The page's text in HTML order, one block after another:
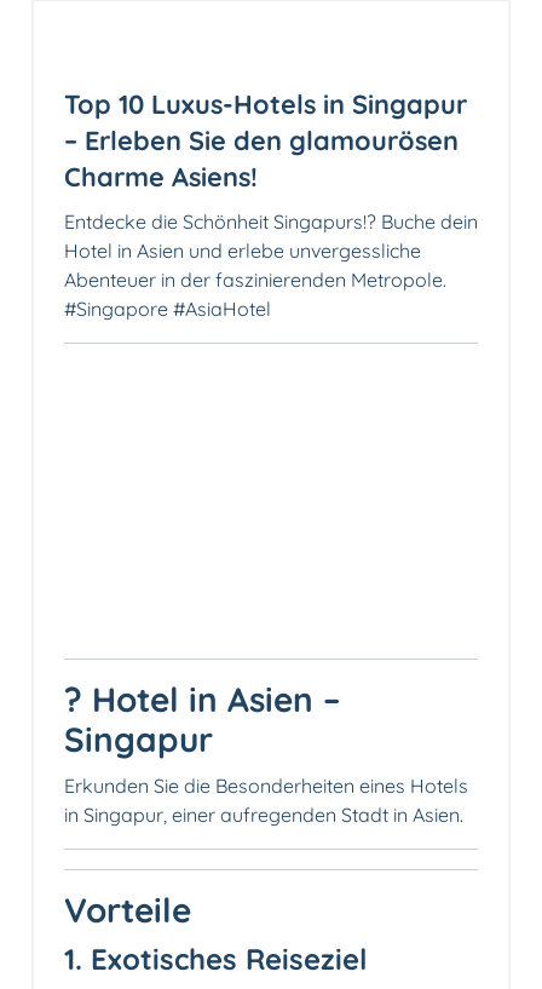
Top 10 Luxus-Hotels in Singapur
– Erleben Sie den glamourösen
Charme Asiens!
Entdecke die Schönheit Singapurs!? Buche dein
Hotel in Asien und erlebe unvergessliche
Abenteuer in der faszinierenden Metropole.
#Singapore #AsiaHotel
? Hotel in Asien –
Singapur
Erkunden Sie die Besonderheiten eines Hotels
in Singapur, einer aufregenden Stadt in Asien.
Vorteile
1. Exotisches Reiseziel